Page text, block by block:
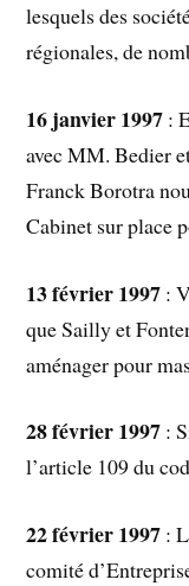
lesquels des
régionales, de
16 janvier 1997 :
avec MM. Bedier
Franck Borotra
Cabinet sur place
13 février 1997 :
que Sailly et
aménager pour
28 février 1997 :
l’article 109 du
22 février 1997 :
comité